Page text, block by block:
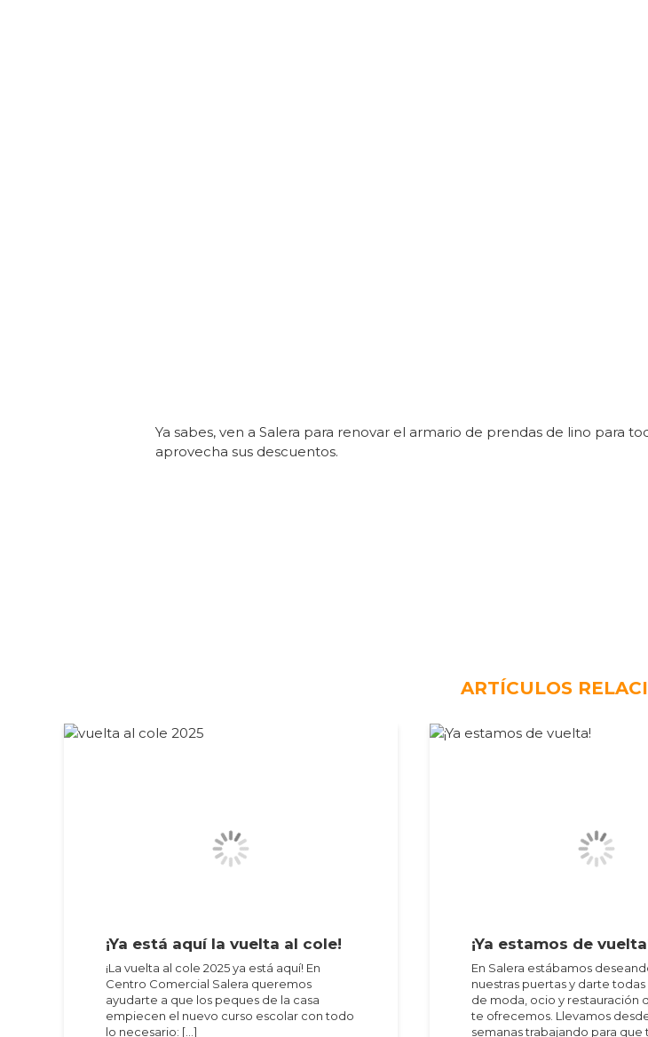
Ya sabes, ven a Salera para renovar el armario de prendas de lino para
aprovecha sus descuentos.
ARTÍCULOS
¡Ya está aquí la vuelta al cole!
¡La vuelta al cole 2025 ya está aquí! En
Centro Comercial Salera queremos
ayudarte a que los peques de la casa
empiecen el nuevo curso escolar con todo
lo necesario: […]
¡Ya estamos de
En Salera estábamos
nuestras puertas y darte
de moda, ocio y restauración
te ofrecemos. Llevamos
semanas trabajando para que